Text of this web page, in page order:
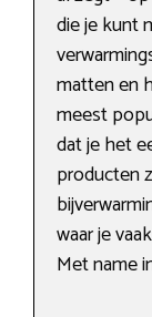
die je kunt
matten en
meest
dat je het
producten
waar je
Met name